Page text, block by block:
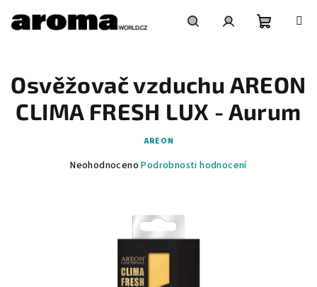
obsah
košík
Osvěžovač vzduchu AREON
CLIMA FRESH LUX - Aurum
AREON
Průměrné
Neohodnoceno Podrobnosti hodnocení